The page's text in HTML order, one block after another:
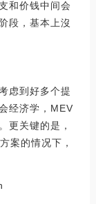
和价钱中间会
段，基本上沒
虑到好多个提
经济学，MEV
更关键的是，
案的情况下，